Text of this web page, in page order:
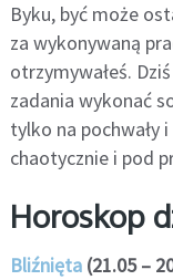
Byku, być może
za wykonywaną
otrzymywałeś.
zadania wykonać
tylko na pochwały
chaotycznie i pod
Horoskop
Bliźnięta(21.05 –